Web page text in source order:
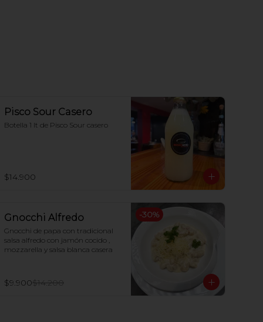
Pisco Sour Casero
Botella 1 lt de Pisco Sour casero
$14.900
-30%
Gnocchi Alfredo
Gnocchi de papa con tradicional
salsa alfredo con jamón cocido ,
mozzarella y salsa blanca casera
$9.900$14.200